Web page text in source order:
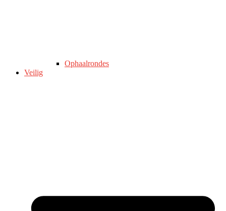
Ophaalrondes
Veilig